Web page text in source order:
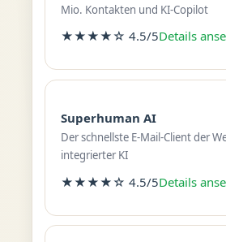
Mio. Kontakten und KI-Copilot
★★★★☆ 4.5/5Details
Superhuman AI
Der schnellste E-Mail-Client der
integrierter KI
★★★★☆ 4.5/5Details